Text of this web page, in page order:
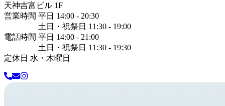
天神吉富ビル 1F
営業時間 平日 14:00 - 20:30
土日・祝祭日 11:30 - 19:00
電話時間 平日 14:00 - 21:00
土日・祝祭日 11:30 - 19:30
定休日 水・木曜日